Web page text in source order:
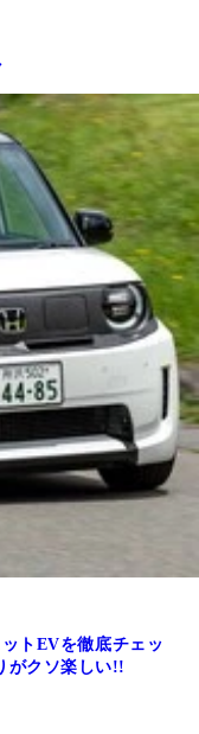
トEVを徹底チェッ
がクソ楽しい!!